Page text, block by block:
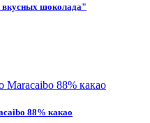
шоколада"
88% какао